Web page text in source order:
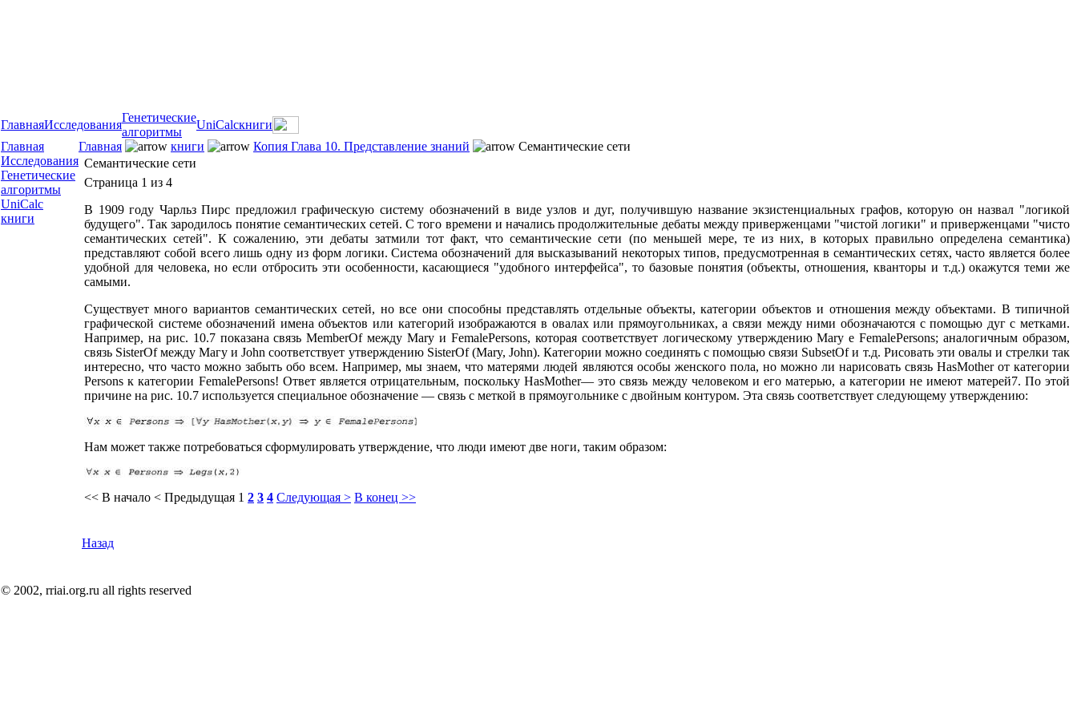
ГлавнаяИсследования
Генетические
алгоритмы
UniCalcкниги
Главная
Исследования
Генетические
алгоритмы
UniCalc
книги
Главная книги Копия Глава 10. Представление знаний
Семантические сети
Семантические сети
Страница 1 из 4
В 1909 году Чарльз Пирс предложил графическую систему обозначений в виде узлов и дуг, получившую название экзистенциальных графов, которую он назвал "логикой
будущего". Так зародилось понятие семантических сетей. С того времени и начались продолжительные дебаты между приверженцами "чистой логики" и приверженцами "чисто
семантических сетей". К сожалению, эти дебаты затмили тот факт, что семантические сети (по меньшей мере, те из них, в которых правильно определена семантика)
представляют собой всего лишь одну из форм логики. Система обозначений для высказываний некоторых типов, предусмотренная в семантических сетях, часто является более
удобной для человека, но если отбросить эти особенности, касающиеся "удобного интерфейса", то базовые понятия (объекты, отношения, кванторы и т.д.) окажутся теми же
самыми.
Существует много вариантов семантических сетей, но все они способны представлять отдельные объекты, категории объектов и отношения между объектами. В типичной
графической системе обозначений имена объектов или категорий изображаются в овалах или прямоугольниках, а связи между ними обозначаются с помощью дуг с метками.
Например, на рис. 10.7 показана связь MemberOf между Маrу и FemalePersons, которая соответствует логическому утверждению Mary e FemalePersons; аналогичным образом,
связь SisterOf между Магу и John соответствует утверждению SisterOf (Mary, John). Категории можно соединять с помощью связи SubsetOf и т.д. Рисовать эти овалы и стрелки так
интересно, что часто можно забыть обо всем. Например, мы знаем, что матерями людей являются особы женского пола, но можно ли нарисовать связь HasMother от категории
Persons к категории FemalePersons! Ответ является отрицательным, поскольку HasMother— это связь между человеком и его матерью, а категории не имеют матерей7. По этой
причине на рис. 10.7 используется специальное обозначение — связь с меткой в прямоугольнике с двойным контуром. Эта связь соответствует следующему утверждению:
Нам может также потребоваться сформулировать утверждение, что люди имеют две ноги, таким образом:
<< В начало < Предыдущая 1 2 3 4 Следующая > В конец >>
Назад
© 2002, rriai.org.ru all rights reserved